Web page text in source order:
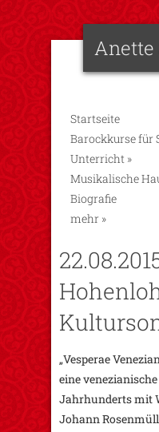
Startseite
Barockkurse für
Unterricht »
Musikalische
Biografie
mehr »
„Vesperae
eine
Jahrhunderts mit
Johann